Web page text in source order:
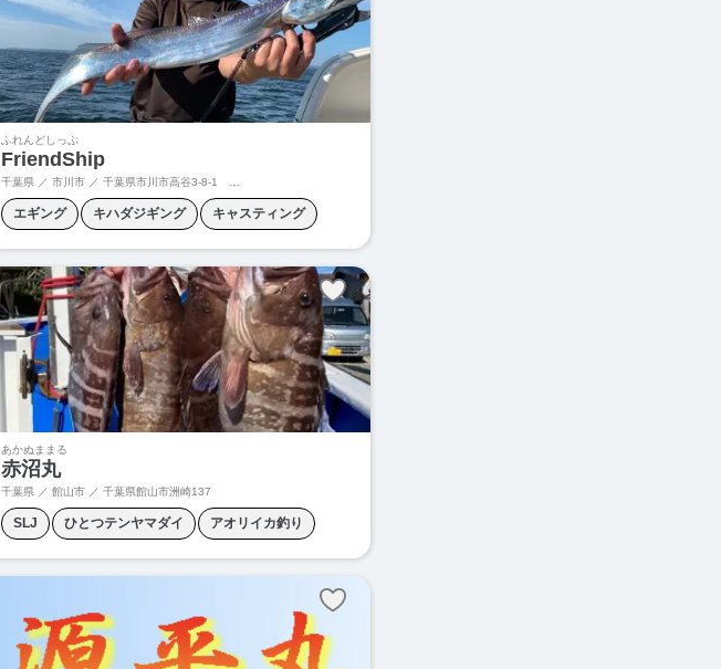
青物キャスティング 青物ジギング
ふれんどしっぷ
FriendShip
千葉県 ／ 市川市 ／ 千葉県市川市高谷3-8-1 林遊船 駐車場
エギング キハダジギング キャスティング
シイラキャスティング ジギング
タチウオジギング ティップラン
フラットフィッシュ ボートシーバス
マダイジギング メバリング ロックフィッシュ
青物キャスティング 青物ジギング
あかぬままる
赤沼丸
千葉県 ／ 館山市 ／ 千葉県館山市洲崎137
SLJ ひとつテンヤマダイ アオリイカ釣り
アカムツジギング クロムツジギング ジギング
ライトジギング ロックフィッシュ